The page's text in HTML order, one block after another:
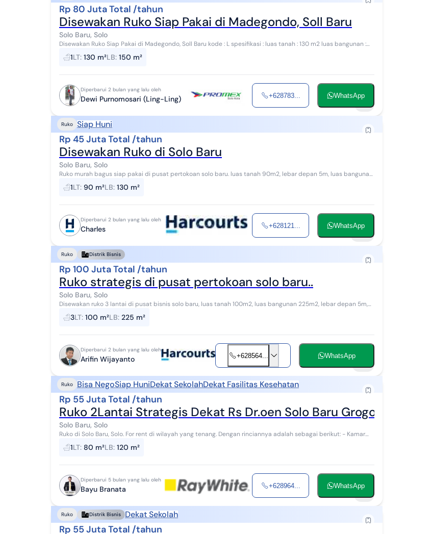
Rp 80 Juta Total /tahun
Disewakan Ruko Siap Pakai di Madegondo, Soll Baru
Solo Baru, Solo
Disewakan Ruko Siap Pakai di Madegondo, Soll Baru kode : L spesifikasi : luas tanah : 130 m2 luas bangunan :
150 m2 1 kt 5.500w
1LT: 130 m²LB: 150 m²
Diperbarui 2 bulan yang lalu oleh
Dewi Purnomosari (Ling-Ling) +628783... WhatsApp
Ruko Siap Huni
Rp 45 Juta Total /tahun
Disewakan Ruko di Solo Baru
Solo Baru, Solo
Ruko murah bagus siap pakai di pusat pertokoan solo baru. luas tanah 90m2, lebar depan 5m, luas bangunan
1LT: 90 m²LB: 130 m²
Diperbarui 2 bulan yang lalu oleh
Charles +628121... WhatsApp
Ruko Distrik Bisnis
Rp 100 Juta Total /tahun
Ruko strategis di pusat pertokoan solo baru..
Solo Baru, Solo
Disewakan ruko 3 lantai di pusat bisnis solo baru, luas tanah 100m2, luas bangunan 225m2, lebar depan 5m,
SHM, hadap timur, 2200watt, 3kamar mandi,...
3LT: 100 m²LB: 225 m²
Diperbarui 2 bulan yang lalu oleh
Arifin Wijayanto +628564... WhatsApp
Ruko Bisa NegoSiap HuniDekat SekolahDekat Fasilitas Kesehatan
Rp 55 Juta Total /tahun
Ruko 2Lantai Strategis Dekat Rs Dr.oen Solo Baru Grogol Sukoharjo
Solo Baru, Solo
Ruko di Solo Baru, Solo. For rent di wilayah yang tenang. Dengan rinciannya adalah sebagai berikut: - Kamar
1LT: 80 m²LB: 120 m²
Diperbarui 5 bulan yang lalu oleh
Bayu Branata +628964... WhatsApp
Ruko Distrik Bisnis Dekat Sekolah
Rp 55 Juta Total /tahun